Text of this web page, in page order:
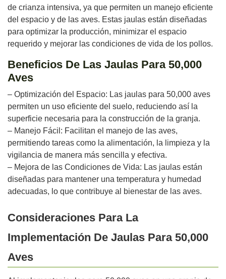
de crianza intensiva, ya que permiten un manejo eficiente
del espacio y de las aves. Estas jaulas están diseñadas
para optimizar la producción, minimizar el espacio
requerido y mejorar las condiciones de vida de los pollos.
Beneficios De Las Jaulas Para 50,000
Aves
– Optimización del Espacio: Las jaulas para 50,000 aves
permiten un uso eficiente del suelo, reduciendo así la
superficie necesaria para la construcción de la granja.
– Manejo Fácil: Facilitan el manejo de las aves,
permitiendo tareas como la alimentación, la limpieza y la
vigilancia de manera más sencilla y efectiva.
– Mejora de las Condiciones de Vida: Las jaulas están
diseñadas para mantener una temperatura y humedad
adecuadas, lo que contribuye al bienestar de las aves.
Consideraciones Para La
Implementación De Jaulas Para 50,000
Aves